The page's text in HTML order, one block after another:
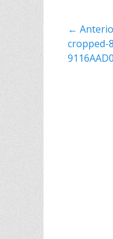
de
←
Entrada
anterior:
cropped-